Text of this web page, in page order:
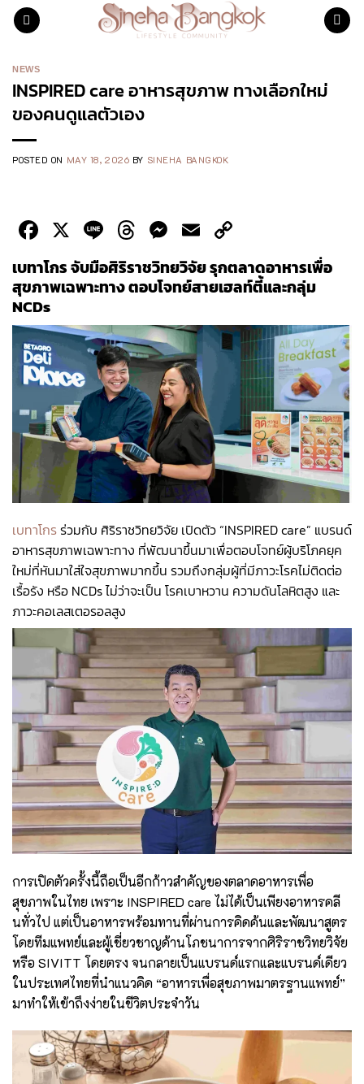
Skip
NEWS
INSPIRED care อาหารสุขภาพ ทางเลือกใหม่
ของคนดูแลตัวเอง
POSTED ON MAY 18, 2026 BY SINEHA BANGKOK
Facebook
X LineThreads
Messenger
Email
Link
เบทาโกร จับมือศิริราชวิทยวิจัย รุกตลาดอาหารเพื่อ
สุขภาพเฉพาะทาง ตอบโจทย์สายเฮลท์ตี้และกลุ่ม
NCDs
เบทาโกรร่วมกับ ศิริราชวิทยวิจัย เปิดตัว “INSPIRED care” แบรนด์
อาหารสุขภาพเฉพาะทาง ที่พัฒนาขึ้นมาเพื่อตอบโจทย์ผู้บริโภคยุค
ใหม่ที่หันมาใส่ใจสุขภาพมากขึ้น รวมถึงกลุ่มผู้ที่มีภาวะโรคไม่ติดต่อ
เรื้อรัง หรือ NCDs ไม่ว่าจะเป็น โรคเบาหวาน ความดันโลหิตสูง และ
ภาวะคอเลสเตอรอลสูง
การเปิดตัวครั้งนี้ถือเป็นอีกก้าวสำคัญของตลาดอาหารเพื่อ
สุขภาพในไทย เพราะ INSPIRED care ไม่ได้เป็นเพียงอาหารคลี
นทั่วไป แต่เป็นอาหารพร้อมทานที่ผ่านการคิดค้นและพัฒนาสูตร
โดยทีมแพทย์และผู้เชี่ยวชาญด้านโภชนาการจากศิริราชวิทยวิจัย
หรือ SIVITT โดยตรง จนกลายเป็นแบรนด์แรกและแบรนด์เดียว
ในประเทศไทยที่นำแนวคิด “อาหารเพื่อสุขภาพมาตรฐานแพทย์”
มาทำให้เข้าถึงง่ายในชีวิตประจำวัน